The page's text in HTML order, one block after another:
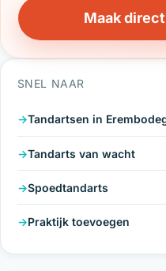
Maak
SNEL NAAR
Tandartsen in
Tandarts van wacht
Spoedtandarts
Praktijk toevoegen